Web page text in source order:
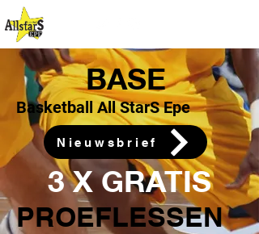
BASE
Basketball All StarS Epe
Nieuwsbrief
3 X GRATIS
PROEFLESSEN